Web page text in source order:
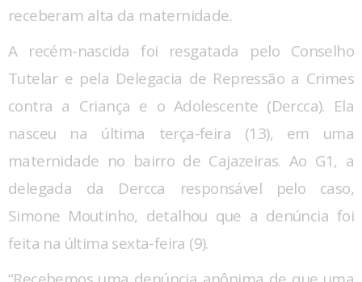
receberam alta da maternidade.
A recém-nascida foi resgatada pelo Conselho
Tutelar e pela Delegacia de Repressão a Crimes
contra a Criança e o Adolescente (Dercca). Ela
nasceu na última terça-feira (13), em uma
maternidade no bairro de Cajazeiras. Ao G1, a
delegada da Dercca responsável pelo caso,
Simone Moutinho, detalhou que a denúncia foi
feita na última sexta-feira (9).